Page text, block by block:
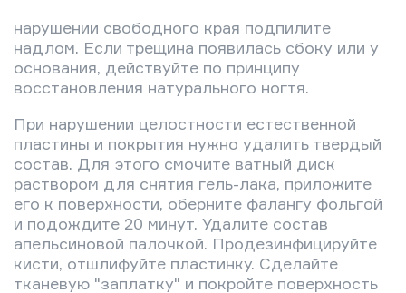
нарушении свободного края подпилите
надлом. Если трещина появилась сбоку или у
основания, действуйте по принципу
восстановления натурального ногтя.
При нарушении целостности естественной
пластины и покрытия нужно удалить твердый
состав. Для этого смочите ватный диск
раствором для снятия гель-лака, приложите
его к поверхности, оберните фалангу фольгой
и подождите 20 минут. Удалите состав
апельсиновой палочкой. Продезинфицируйте
кисти, отшлифуйте пластинку. Сделайте
тканевую "заплатку" и покройте поверхность